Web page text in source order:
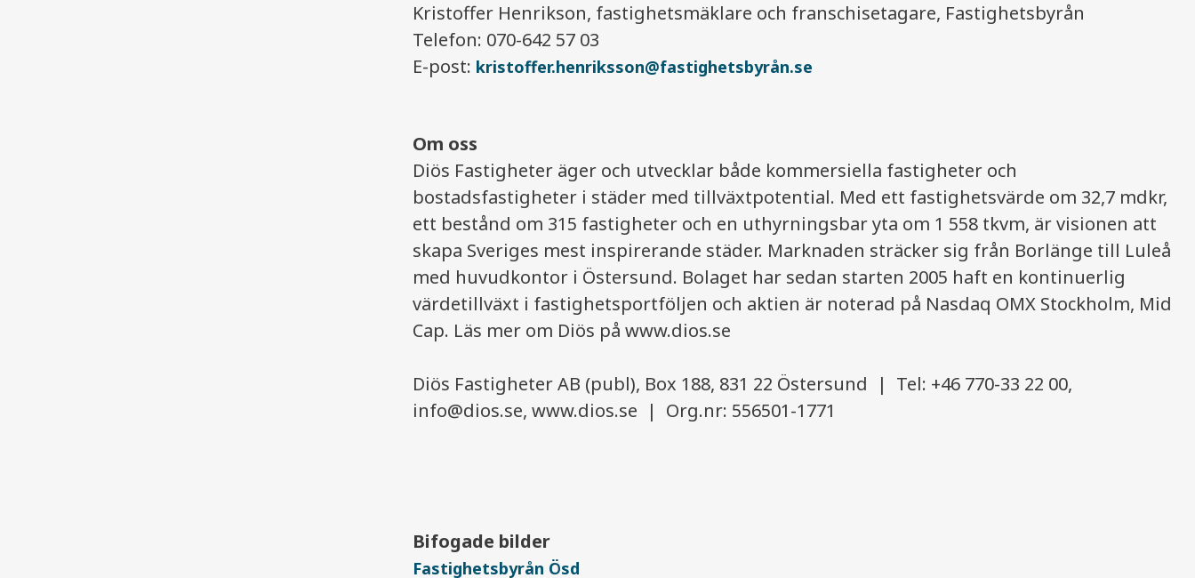
Kristoffer Henrikson, fastighetsmäklare och franschisetagare, Fastighetsbyrån
Telefon: 070-642 57 03
E-post: kristoffer.henriksson@fastighetsbyrån.se
Om oss
Diös Fastigheter äger och utvecklar både kommersiella fastigheter och
bostadsfastigheter i städer med tillväxtpotential. Med ett fastighetsvärde om 32,7 mdkr,
ett bestånd om 315 fastigheter och en uthyrningsbar yta om 1 558 tkvm, är visionen att
skapa Sveriges mest inspirerande städer. Marknaden sträcker sig från Borlänge till Luleå
med huvudkontor i Östersund. Bolaget har sedan starten 2005 haft en kontinuerlig
värdetillväxt i fastighetsportföljen och aktien är noterad på Nasdaq OMX Stockholm, Mid
Cap. Läs mer om Diös på www.dios.se
Diös Fastigheter AB (publ), Box 188, 831 22 Östersund | Tel: +46 770-33 22 00,
info@dios.se, www.dios.se | Org.nr: 556501-1771
Bifogade bilder
Fastighetsbyrån Ösd